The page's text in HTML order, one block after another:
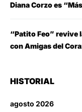
Diana Corzo es
“Patito Feo” revive
con Amigas del
HISTORIAL
agosto 2026